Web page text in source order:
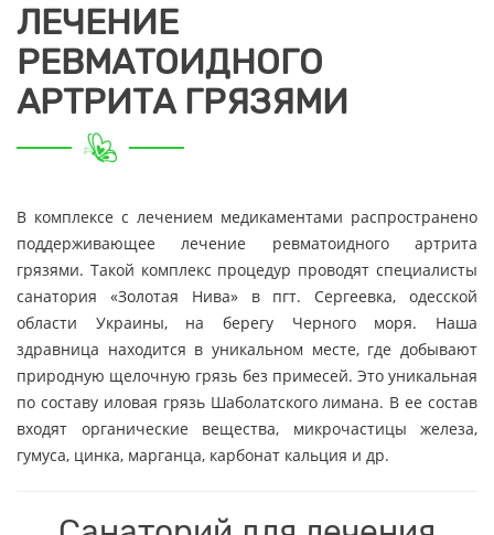
ЛЕЧЕНИЕ
РЕВМАТОИДНОГО
АРТРИТА ГРЯЗЯМИ
В комплексе с лечением медикаментами распространено
поддерживающее лечение ревматоидного артрита
грязями. Такой комплекс процедур проводят специалисты
санатория «Золотая Нива» в пгт. Сергеевка, одесской
области Украины, на берегу Черного моря. Наша
здравница находится в уникальном месте, где добывают
природную щелочную грязь без примесей. Это уникальная
по составу иловая грязь Шаболатского лимана. В ее состав
входят органические вещества, микрочастицы железа,
гумуса, цинка, марганца, карбонат кальция и др.